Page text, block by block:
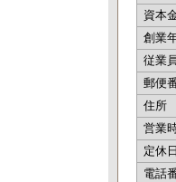
資本
創業
従業
郵便
住所
営業
定休日
電話